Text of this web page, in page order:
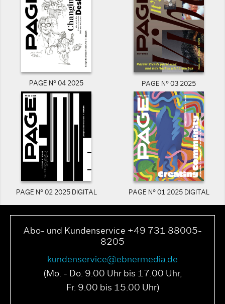
PAGE N° 04 2025 PAGE N° 03 2025
PAGE N° 02 2025 DIGITAL PAGE N° 01 2025 DIGITAL
Abo- und Kundenservice +49 731 88005-
8205
kundenservice@ebnermedia.de
(Mo. - Do. 9.00 Uhr bis 17.00 Uhr,
Fr. 9.00 bis 15.00 Uhr)